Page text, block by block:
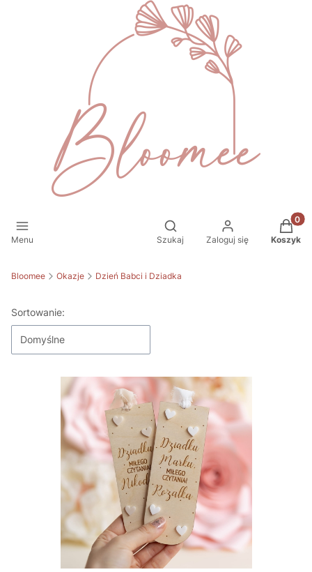
Menu
Otwórz wyszukiwarkę
Szukaj Zaloguj się Koszyk
Bloomee Okazje Dzień Babci i Dziadka
Lista produktów
Sortowanie:
Domyślne